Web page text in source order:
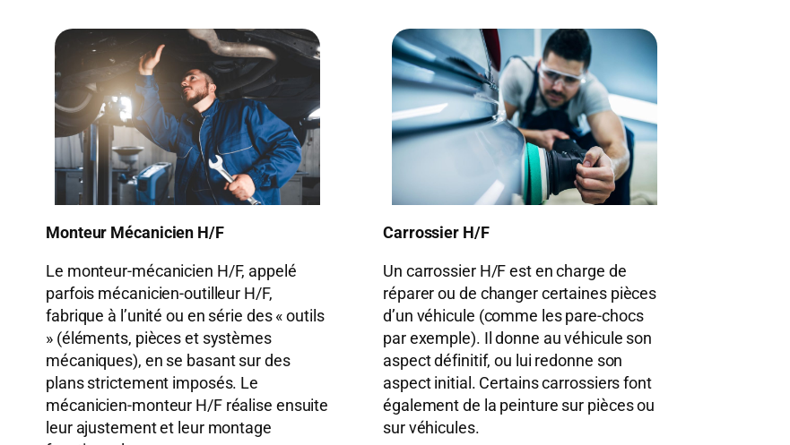
Monteur Mécanicien H/F
Le monteur-mécanicien H/F, appelé
parfois mécanicien-outilleur H/F,
fabrique à l’unité ou en série des « outils
» (éléments, pièces et systèmes
mécaniques), en se basant sur des
plans strictement imposés. Le
mécanicien-monteur H/F réalise ensuite
leur ajustement et leur montage
Carrossier H/F
Un carrossier H/F est en charge de
réparer ou de changer certaines pièces
d’un véhicule (comme les pare-chocs
par exemple). Il donne au véhicule son
aspect définitif, ou lui redonne son
aspect initial. Certains carrossiers font
également de la peinture sur pièces ou
sur véhicules.